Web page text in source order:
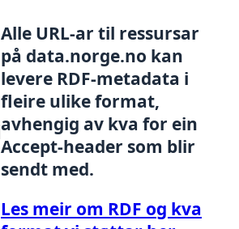
Alle URL-ar til ressursar
på data.norge.no kan
levere RDF-metadata i
fleire ulike format,
avhengig av kva for ein
Accept-header som blir
sendt med.
Les meir om RDF og kva